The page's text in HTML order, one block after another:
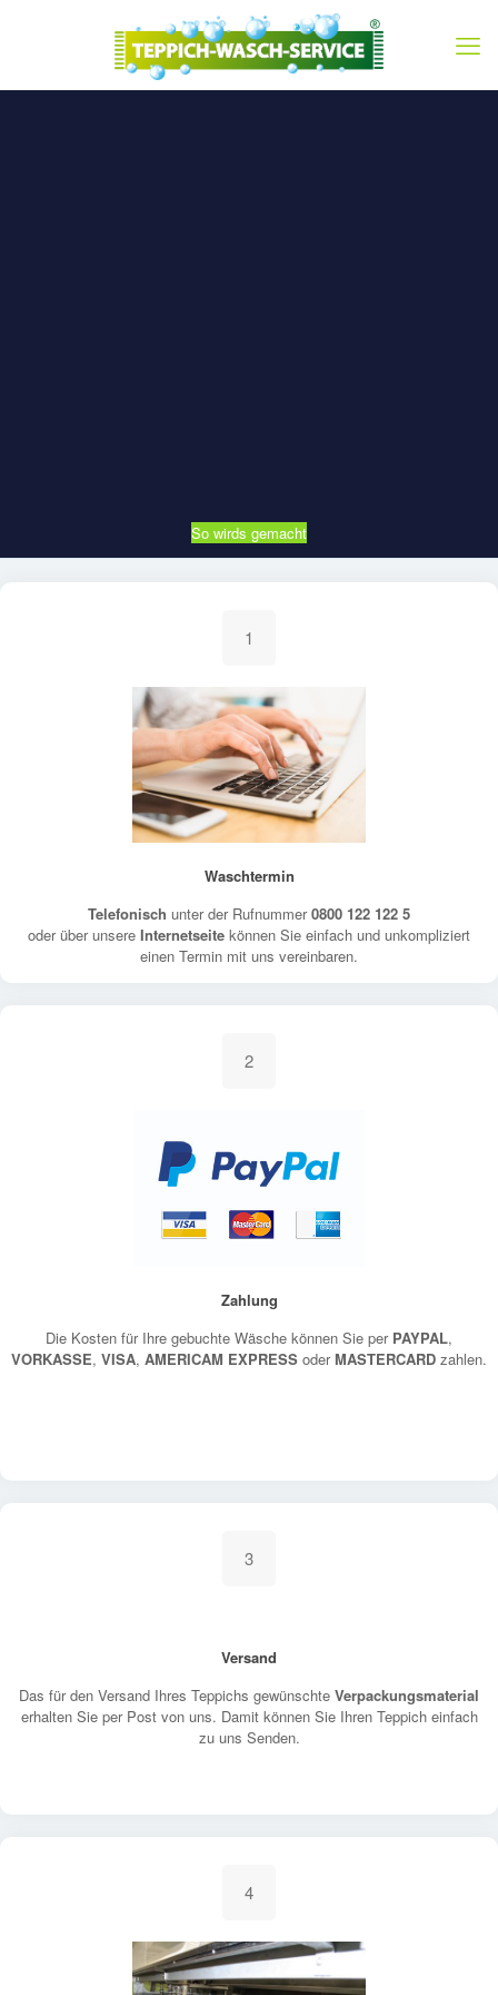
So wirds gemacht
1
Waschtermin
Telefonisch unter der Rufnummer0800 122 122 5
oder über unsere Internetseite können Sie einfach und unkompliziert
einen Termin mit uns vereinbaren.
2
Zahlung
Die Kosten für Ihre gebuchte Wäsche können Sie per PAYPAL,
VORKASSE, VISA, AMERICAM EXPRESS oderMASTERCARD zahlen.
3
Versand
Das für den Versand Ihres Teppichs gewünschte Verpackungsmaterial
erhalten Sie per Post von uns. Damit können Sie Ihren Teppich einfach
zu uns Senden.
4